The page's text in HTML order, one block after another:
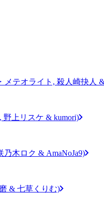
メテオライト, 殺人崎抉人
野上リスケ & kumori)
乃木ロク & AmaNoJa9)
& 七草くりむ)